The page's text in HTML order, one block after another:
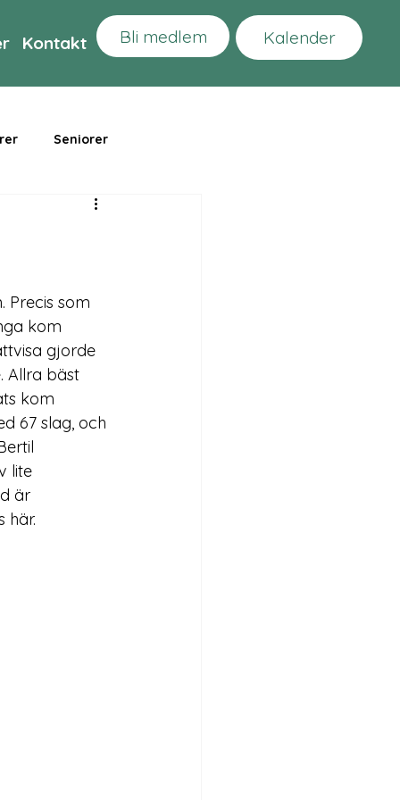
Kontakt Bli medlem Kalender
Seniorer
Precis som
kom
gjorde
Allra bäst
kom
67 slag, och
lite
är
här.